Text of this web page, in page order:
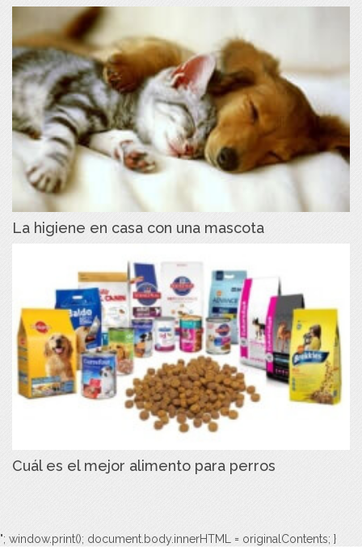
La higiene en casa con una mascota
Cuál es el mejor alimento para perros
"; window.print(); document.body.innerHTML = originalContents; }